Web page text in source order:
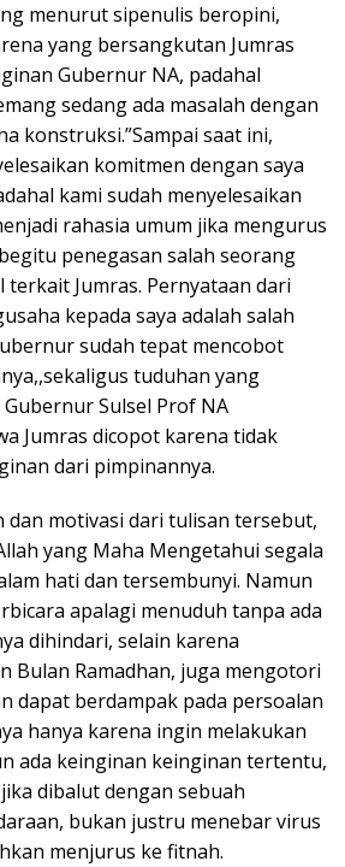
menurut sipenulis beropini,
yang bersangkutan Jumras
Gubernur NA, padahal
sedang ada masalah dengan
konstruksi.”Sampai saat ini,
komitmen dengan saya
kami sudah menyelesaikan
rahasia umum jika mengurus
penegasan salah seorang
terkait Jumras. Pernyataan dari
kepada saya adalah salah
sudah tepat mencobot
tuduhan yang
Sulsel Prof NA
Jumras dicopot karena tidak
dari pimpinannya.
dan motivasi dari tulisan tersebut,
yang Maha Mengetahui segala
hati dan tersembunyi. Namun
apalagi menuduh tanpa ada
dihindari, selain karena
Bulan Ramadhan, juga mengotori
dapat berdampak pada persoalan
hanya karena ingin melakukan
ada keinginan keinginan tertentu,
dibalut dengan sebuah
bukan justru menebar virus
menjurus ke fitnah.